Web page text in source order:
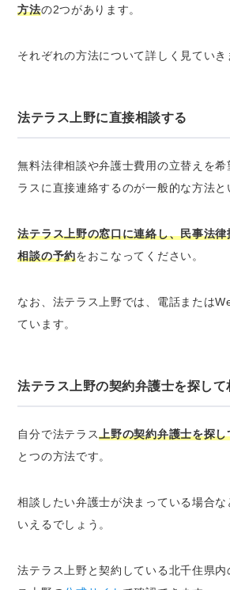
方法の2つがあります。
それぞれの方法について詳しく見ていき
法テラス上野に直接相談する
無料法律相談や弁護士費用の立替えを
ラスに直接連絡するのが一般的な方法と
法テラス上野の窓口に連絡し、民事法
相談の予約をおこなってください。
なお、法テラス上野では、電話または
ています。
法テラス上野の契約弁護士を探して
自分で法テラス上野の契約弁護士を探
とつの方法です。
相談したい弁護士が決まっている場合な
いえるでしょう。
法テラス上野と契約している北千住県内